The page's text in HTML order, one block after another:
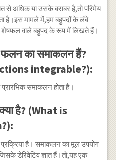
से अधिक या उसके बराबर है,तो परिमेय
है।इस मामले में,हम बहुपदों के लंबे
शेषफल वाले बहुपद के रूप में लिखते हैं।
फलन का समाकलन हैं?
integrable?):
समाकलन होता है।
है? (What is
है। समाकलन का मूल उपयोग
डेरिवेटिव ज्ञात हैं।तो,यह एक